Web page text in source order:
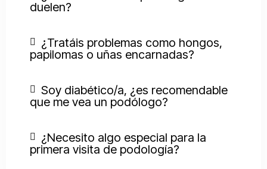
duelen?
¿Tratáis problemas como hongos,
papilomas o uñas encarnadas?
Soy diabético/a, ¿es recomendable
que me vea un podólogo?
¿Necesito algo especial para la
primera visita de podología?